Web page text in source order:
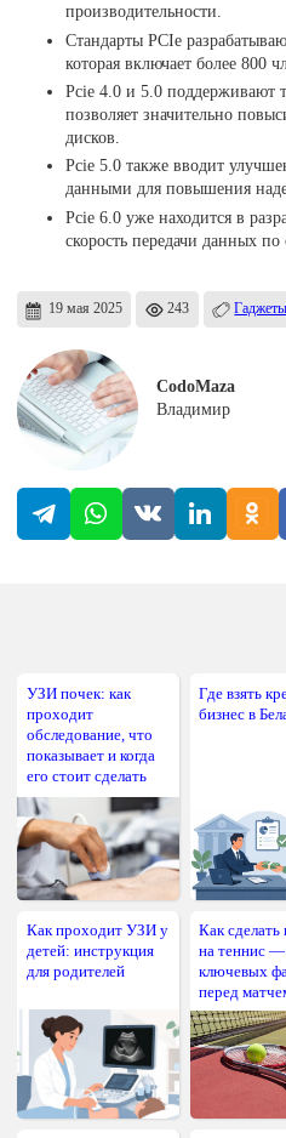
производительности.
Стандарты PCIe
которая включает более 800
Pcie 4.0 и 5.0 поддерживают
позволяет значительно
дисков.
Pcie 5.0 также вводит
данными для повышения
Pcie 6.0 уже находится в
скорость передачи данных
19 мая 2025 243 Гаджеты
CodoMaza
Владимир
УЗИ почек: как
проходит
обследование, что
показывает и когда
его стоит сделать
Где взять
бизнес в
Как проходит УЗИ у
детей: инструкция
для родителей
Как сделать
на теннис —
ключевых
перед